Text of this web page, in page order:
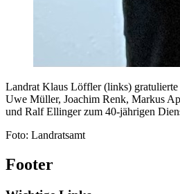
Landrat Klaus Löffler (links)
Uwe Müller, Joachim Renk, Markus
und Ralf Ellinger zum 40-jährigen
Foto: Landratsamt
Footer